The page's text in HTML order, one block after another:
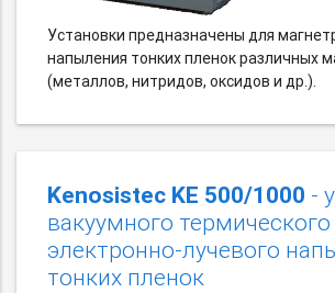
Установки предназначены для
напыления тонких пленок различных
(металлов, нитридов, оксидов и др.).
Kenosistec KE 500/1000 -
вакуумного термического
электронно-лучевого
тонких пленок